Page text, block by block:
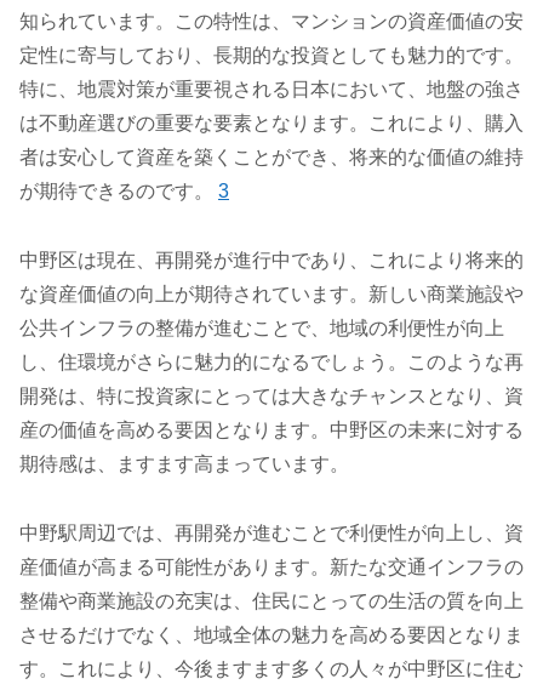
知られています。この特性は、マンションの資産価値の安
定性に寄与しており、長期的な投資としても魅力的です。
特に、地震対策が重要視される日本において、地盤の強さ
は不動産選びの重要な要素となります。これにより、購入
者は安心して資産を築くことができ、将来的な価値の維持
が期待できるのです。 3
中野区は現在、再開発が進行中であり、これにより将来的
な資産価値の向上が期待されています。新しい商業施設や
公共インフラの整備が進むことで、地域の利便性が向上
し、住環境がさらに魅力的になるでしょう。このような再
開発は、特に投資家にとっては大きなチャンスとなり、資
産の価値を高める要因となります。中野区の未来に対する
期待感は、ますます高まっています。
中野駅周辺では、再開発が進むことで利便性が向上し、資
産価値が高まる可能性があります。新たな交通インフラの
整備や商業施設の充実は、住民にとっての生活の質を向上
させるだけでなく、地域全体の魅力を高める要因となりま
す。これにより、今後ますます多くの人々が中野区に住む